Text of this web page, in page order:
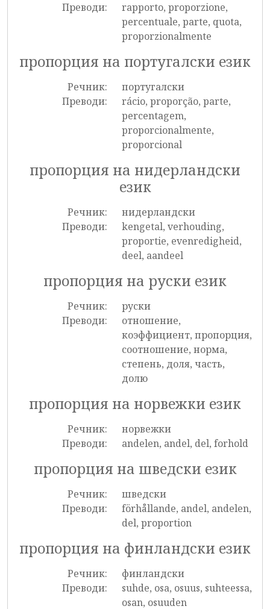
Преводи:
rapporto, proporzione,
percentuale, parte, quota,
proporzionalmente
пропорция на португалски език
Речник:
португалски
Преводи:
rácio, proporção, parte,
percentagem,
proporcionalmente,
proporcional
пропорция на нидерландски
език
Речник:
нидерландски
Преводи:
kengetal, verhouding,
proportie, evenredigheid,
deel, aandeel
пропорция на руски език
Речник:
руски
Преводи:
отношение,
коэффициент, пропорция,
соотношение, норма,
степень, доля, часть,
долю
пропорция на норвежки език
Речник:
норвежки
Преводи:
andelen, andel, del, forhold
пропорция на шведски език
Речник:
шведски
Преводи:
förhållande, andel, andelen,
del, proportion
пропорция на финландски език
Речник:
финландски
Преводи:
suhde, osa, osuus, suhteessa,
osan, osuuden